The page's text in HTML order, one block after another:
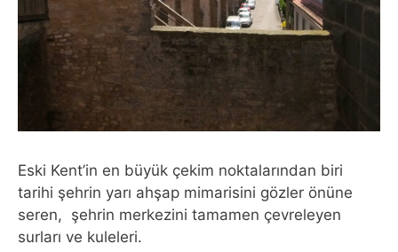
Eski Kent’in en büyük çekim noktalarından biri
tarihi şehrin yarı ahşap mimarisini gözler önüne
seren, şehrin merkezini tamamen çevreleyen
surları ve kuleleri.